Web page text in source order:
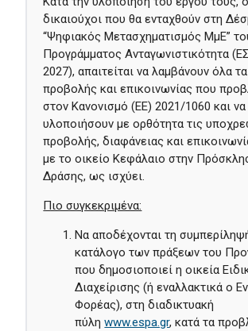
δικαιούχοι που θα ενταχθούν στη
“Ψηφιακός Μετασχηματισμός ΜμΕ”
Προγράμματος Ανταγωνιστικότητα
2027), απαιτείται να λαμβάνουν όλα
προβολής και επικοινωνίας που
στον Κανονισμό (ΕΕ) 2021/1060 και να
υλοποιήσουν με ορθότητα τις
προβολής, διαφάνειας και
με το οικείο Κεφάλαιο στην
Δράσης, ως ισχύει.
Πιο συγκεκριμένα:
Να αποδέχoνται τη
κατάλογο των πράξεων του
που δημοσιοποιεί η οικεία
Διαχείρισης (ή εναλλακτικά ο
Φορέας), στη διαδικτυακή
πύληwww.espa.gr, κατά τα